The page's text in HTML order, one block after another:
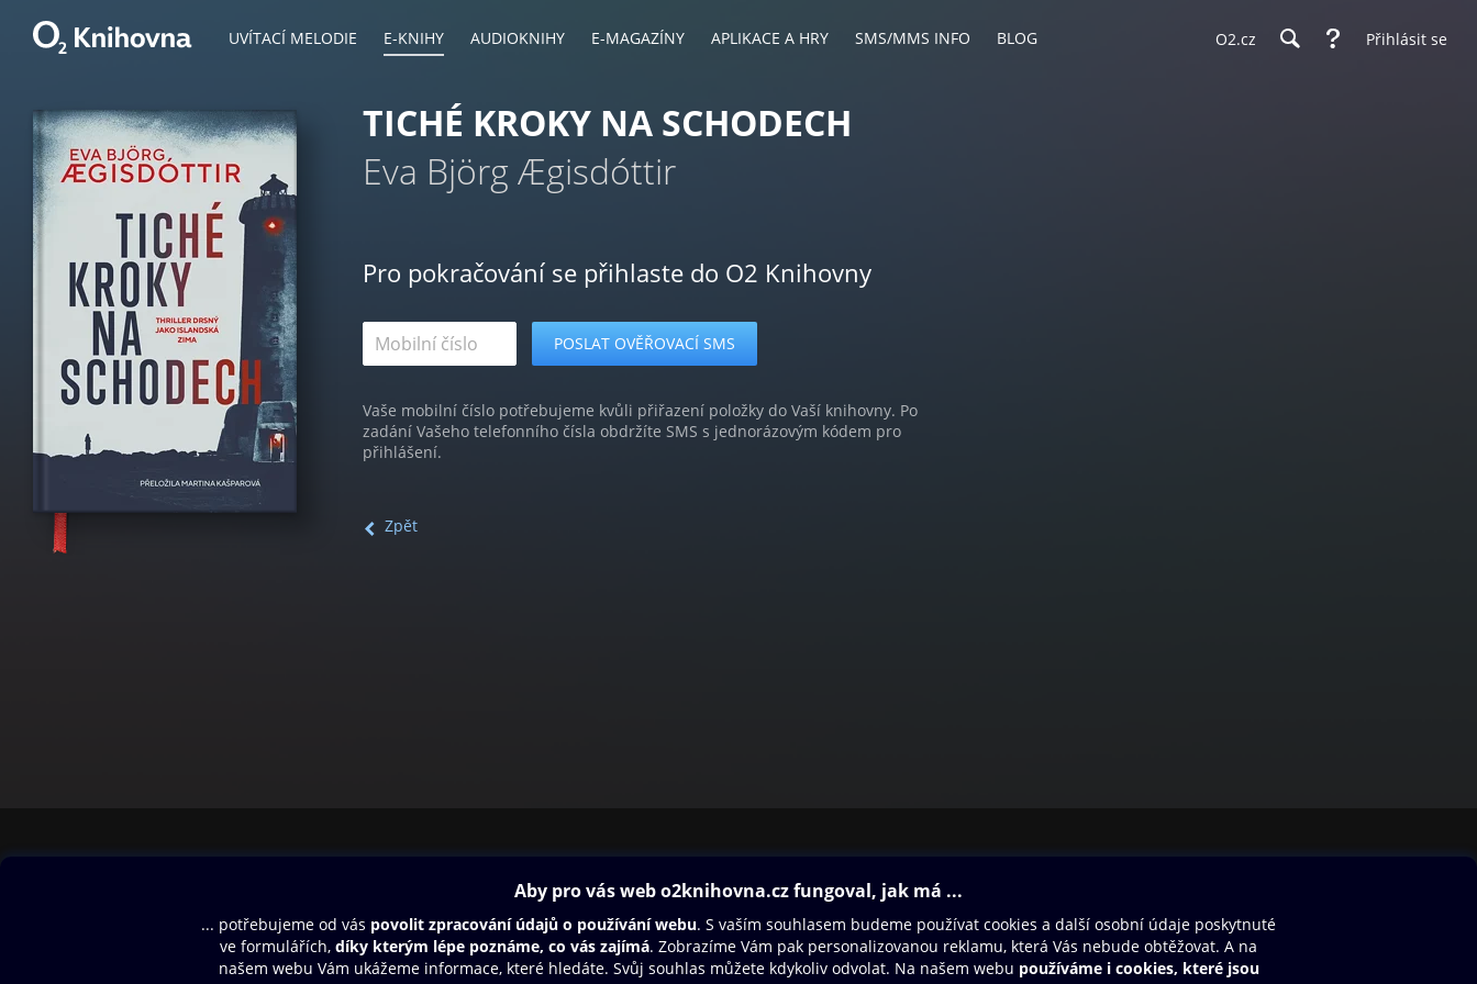
UVÍTACÍ MELODIE E-KNIHY AUDIOKNIHY E-MAGAZÍNY APLIKACE A HRY SMS/MMS INFO BLOG O2.cz Přihlásit se
TICHÉ KROKY NA SCHODECH
Eva Björg Ægisdóttir
Pro pokračování se přihlaste do O2 Knihovny
Vaše mobilní číslo potřebujeme kvůli přiřazení položky do Vaší knihovny. Po
zadání Vašeho telefonního čísla obdržíte SMS s jednorázovým kódem pro
přihlášení.
Zpět
Aplikace a hry
SMS/MMS Info
Blog
Dárkový poukaz
Nápověda
Oneplay Originály
Sport